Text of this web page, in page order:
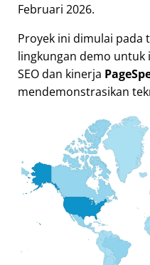
Februari 2026.
Proyek ini dimulai pada
lingkungan demo
SEO dan kinerja
mendemonstrasikan